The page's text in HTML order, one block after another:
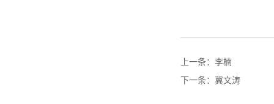
上一条： 李楠
下一条： 冀文涛